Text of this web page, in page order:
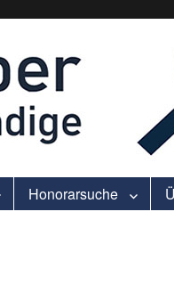
und individuell.
Honorarsuche